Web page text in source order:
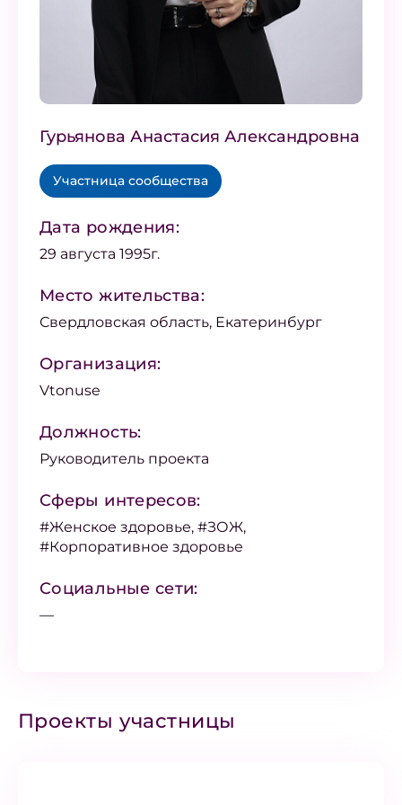
Гурьянова Анастасия Александровна
Участница сообщества
Дата рождения:
29 августа 1995г.
Место жительства:
Свердловская область, Екатеринбург
Организация:
Vtonuse
Должность:
Руководитель проекта
Сферы интересов:
#Женское здоровье, #ЗОЖ,
#Корпоративное здоровье
Социальные сети:
—
Проекты участницы